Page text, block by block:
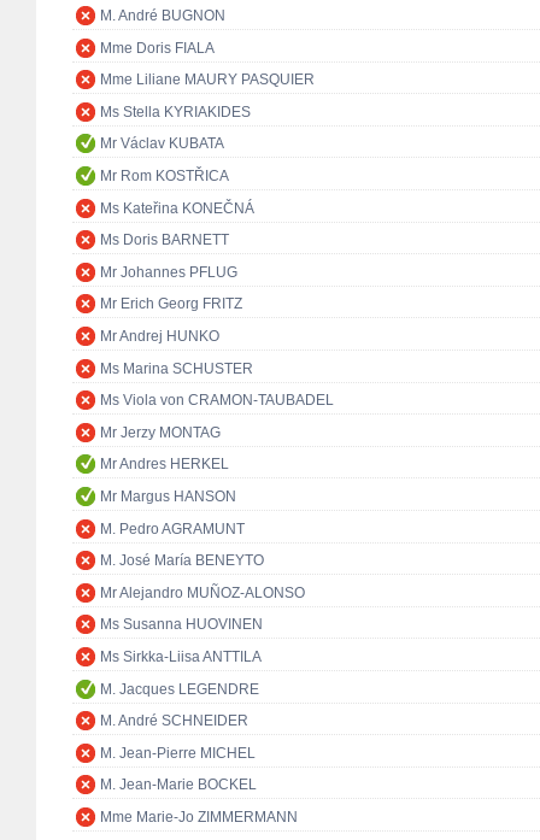
M. André BUGNON
Mme Doris FIALA
Mme Liliane MAURY PASQUIER
Ms Stella KYRIAKIDES
Mr Václav KUBATA
Mr Rom KOSTŘICA
Ms Kateřina KONEČNÁ
Ms Doris BARNETT
Mr Johannes PFLUG
Mr Erich Georg FRITZ
Mr Andrej HUNKO
Ms Marina SCHUSTER
Ms Viola von CRAMON-TAUBADEL
Mr Jerzy MONTAG
Mr Andres HERKEL
Mr Margus HANSON
M. Pedro AGRAMUNT
M. José María BENEYTO
Mr Alejandro MUÑOZ-ALONSO
Ms Susanna HUOVINEN
Ms Sirkka-Liisa ANTTILA
M. Jacques LEGENDRE
M. André SCHNEIDER
M. Jean-Pierre MICHEL
M. Jean-Marie BOCKEL
Mme Marie-Jo ZIMMERMANN